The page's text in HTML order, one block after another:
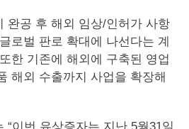
완공 후 해외 임상/인허가 사항
로벌 판로 확대에 나선다는 계
한 기존에 해외에 구축된 영업
해외 수출까지 사업을 확장해